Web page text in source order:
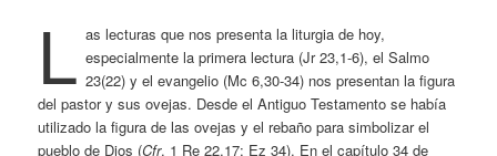
L as lecturas que nos presenta la liturgia de hoy,
especialmente la primera lectura (Jr 23,1-6), el Salmo
23(22) y el evangelio (Mc 6,30-34) nos presentan la figura
del pastor y sus ovejas. Desde el Antiguo Testamento se había
utilizado la figura de las ovejas y el rebaño para simbolizar el
pueblo de Dios (Cfr. 1 Re 22,17; Ez 34). En el capítulo 34 de